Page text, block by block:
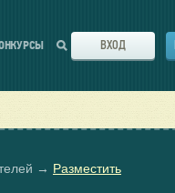
ВХОД
→ Разместить